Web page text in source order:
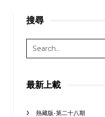
搜尋
最新上載
熱藏版-第二十八期